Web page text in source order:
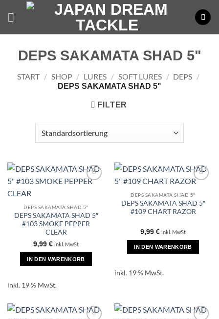
DEPS SAKAMATA SHAD 5"
START / SHOP / LURES / SOFT LURES / DEPS /
DEPS SAKAMATA SHAD 5"
FILTER
DEPS SAKAMATA SHAD 5"
DEPS SAKAMATA SHAD 5″
#103 SMOKE PEPPER
CLEAR
9,99 € inkl. MwSt
IN DEN WARENKORB
inkl. 19 % MwSt.
DEPS SAKAMATA SHAD 5"
DEPS SAKAMATA SHAD 5″
#109 CHART RAZOR
9,99 € inkl. MwSt
IN DEN WARENKORB
inkl. 19 % MwSt.